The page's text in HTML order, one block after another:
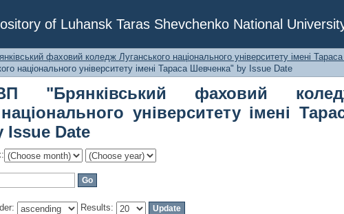
of Luhansk Taras Shevchenko National
фаховий коледж
імені Тараса Шевченка" by Issue Date
фаховий коледж Луганського національного університету імені
національного університету імені Тараса Шевченка" by Issue Date
"Брянківський фаховий
університету імені
Issue Date
Results: